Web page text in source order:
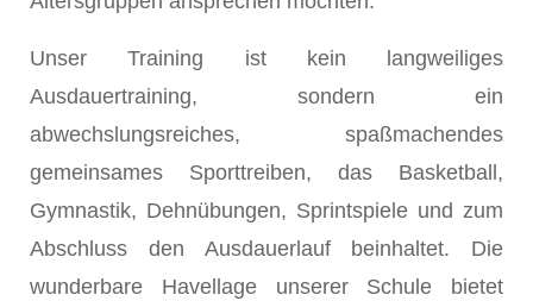
Unser Training ist kein langweiliges
Ausdauertraining, sondern ein
abwechslungsreiches, spaßmachendes
gemeinsames Sporttreiben, das Basketball,
Gymnastik, Dehnübungen, Sprintspiele und zum
Abschluss den Ausdauerlauf beinhaltet. Die
wunderbare Havellage unserer Schule bietet